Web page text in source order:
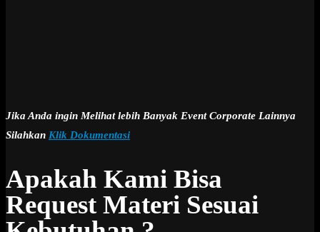
Jika Anda ingin Melihat lebih Banyak Event Corporate Lainnya
Silahkan Klik Dokumentasi
Apakah Kami Bisa
Request Materi Sesuai